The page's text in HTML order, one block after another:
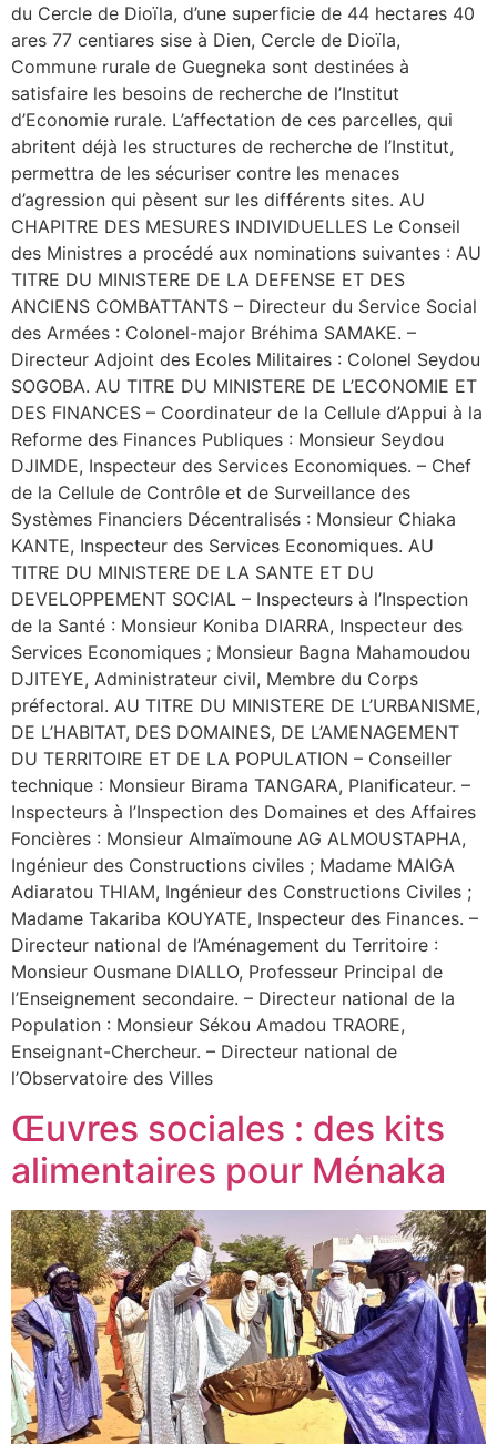
du Cercle de Dioïla, d’une superficie de 44 hectares 40
ares 77 centiares sise à Dien, Cercle de Dioïla,
Commune rurale de Guegneka sont destinées à
satisfaire les besoins de recherche de l’Institut
d’Economie rurale. L’affectation de ces parcelles, qui
abritent déjà les structures de recherche de l’Institut,
permettra de les sécuriser contre les menaces
d’agression qui pèsent sur les différents sites. AU
CHAPITRE DES MESURES INDIVIDUELLES Le Conseil
des Ministres a procédé aux nominations suivantes : AU
TITRE DU MINISTERE DE LA DEFENSE ET DES
ANCIENS COMBATTANTS – Directeur du Service Social
des Armées : Colonel-major Bréhima SAMAKE. –
Directeur Adjoint des Ecoles Militaires : Colonel Seydou
SOGOBA. AU TITRE DU MINISTERE DE L’ECONOMIE ET
DES FINANCES – Coordinateur de la Cellule d’Appui à la
Reforme des Finances Publiques : Monsieur Seydou
DJIMDE, Inspecteur des Services Economiques. – Chef
de la Cellule de Contrôle et de Surveillance des
Systèmes Financiers Décentralisés : Monsieur Chiaka
KANTE, Inspecteur des Services Economiques. AU
TITRE DU MINISTERE DE LA SANTE ET DU
DEVELOPPEMENT SOCIAL – Inspecteurs à l’Inspection
de la Santé : Monsieur Koniba DIARRA, Inspecteur des
Services Economiques ; Monsieur Bagna Mahamoudou
DJITEYE, Administrateur civil, Membre du Corps
préfectoral. AU TITRE DU MINISTERE DE L’URBANISME,
DE L’HABITAT, DES DOMAINES, DE L’AMENAGEMENT
DU TERRITOIRE ET DE LA POPULATION – Conseiller
technique : Monsieur Birama TANGARA, Planificateur. –
Inspecteurs à l’Inspection des Domaines et des Affaires
Foncières : Monsieur Almaïmoune AG ALMOUSTAPHA,
Ingénieur des Constructions civiles ; Madame MAIGA
Adiaratou THIAM, Ingénieur des Constructions Civiles ;
Madame Takariba KOUYATE, Inspecteur des Finances. –
Directeur national de l’Aménagement du Territoire :
Monsieur Ousmane DIALLO, Professeur Principal de
l’Enseignement secondaire. – Directeur national de la
Population : Monsieur Sékou Amadou TRAORE,
Enseignant-Chercheur. – Directeur national de
l’Observatoire des Villes
Œuvres sociales : des kits
alimentaires pour Ménaka